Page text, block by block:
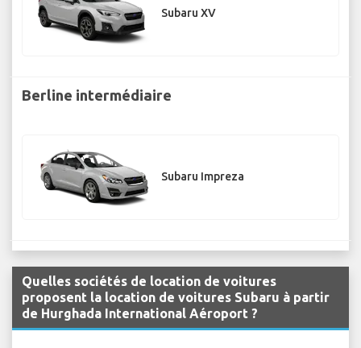
Subaru XV
Berline intermédiaire
Subaru Impreza
Quelles sociétés de location de voitures
proposent la location de voitures Subaru à partir
de Hurghada International Aéroport ?